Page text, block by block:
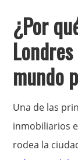
¿Por
mundo
Una de las
inmobiliarios
rodea la